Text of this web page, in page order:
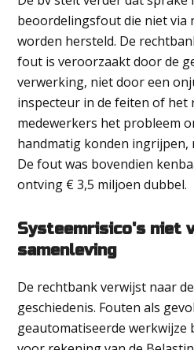
beoordelingsfout die niet via
worden hersteld. De
fout is veroorzaakt door de
verwerking, niet door een
inspecteur in de feiten of het
medewerkers het probleem
handmatig konden ingrijpen,
De fout was bovendien
ontving € 3,5 miljoen dubbel.
Systeemrisico's niet
samenleving
De rechtbank verwijst naar
geschiedenis. Fouten als
geautomatiseerde werkwijze